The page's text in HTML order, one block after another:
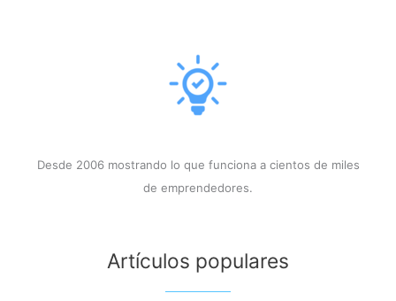
Desde 2006 mostrando lo que funciona a cientos de miles
de emprendedores.
Artículos populares